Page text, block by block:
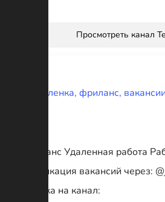
Просмотреть канал
Фриланс Удаленная работа
Публикация вакансий через:
Ссылка на канал: